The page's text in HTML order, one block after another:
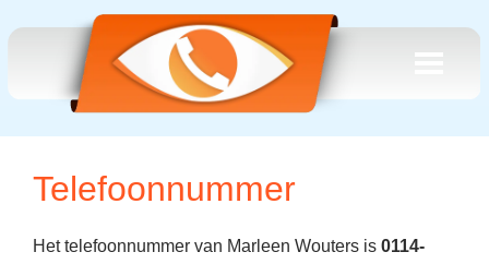
Telefoonnummer
Het telefoonnummer van Marleen Wouters is 0114-